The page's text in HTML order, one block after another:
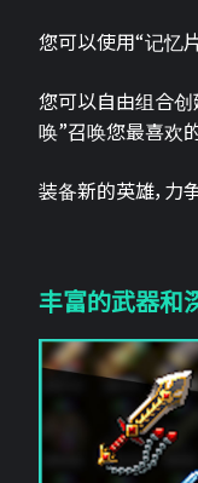
您可以使用“记忆
您可以自由组合创
唤”召唤您最喜欢
装备新的英雄，力
丰富的武器和